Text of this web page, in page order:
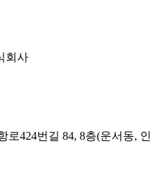
회사
로424번길 84, 8층(운서동, 인